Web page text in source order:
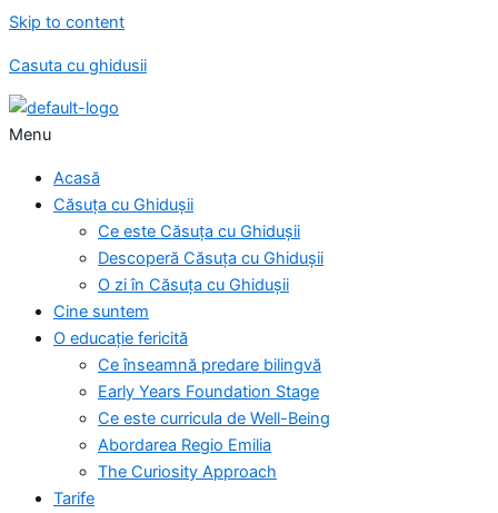
Skip to content
Casuta cu ghidusii
Menu
Acasă
Căsuța cu Ghidușii
Ce este Căsuța cu Ghidușii
Descoperă Căsuța cu Ghidușii
O zi în Căsuța cu Ghidușii
Cine suntem
O educație fericită
Ce înseamnă predare bilingvă
Early Years Foundation Stage
Ce este curricula de Well-Being
Abordarea Regio Emilia
The Curiosity Approach
Tarife